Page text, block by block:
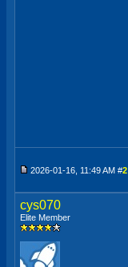
2026-01-16, 11:49 AM #2
cys070
Elite Member